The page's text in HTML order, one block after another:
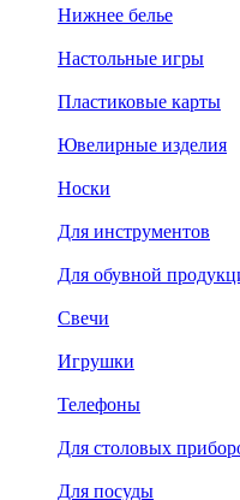
Нижнее белье
Настольные игры
Пластиковые карты
Ювелирные изделия
Носки
Для инструментов
Для обувной
Свечи
Игрушки
Телефоны
Для столовых
Для посуды